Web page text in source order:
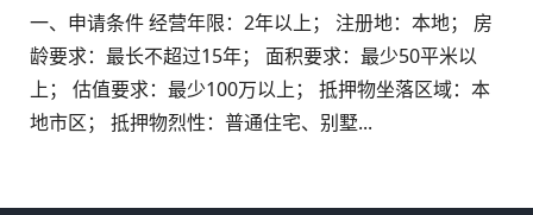
一、申请条件 经营年限：2年以上； 注册地：本地； 房
龄要求：最长不超过15年； 面积要求：最少50平米以
上； 估值要求：最少100万以上； 抵押物坐落区域：本
地市区； 抵押物烈性：普通住宅、别墅...